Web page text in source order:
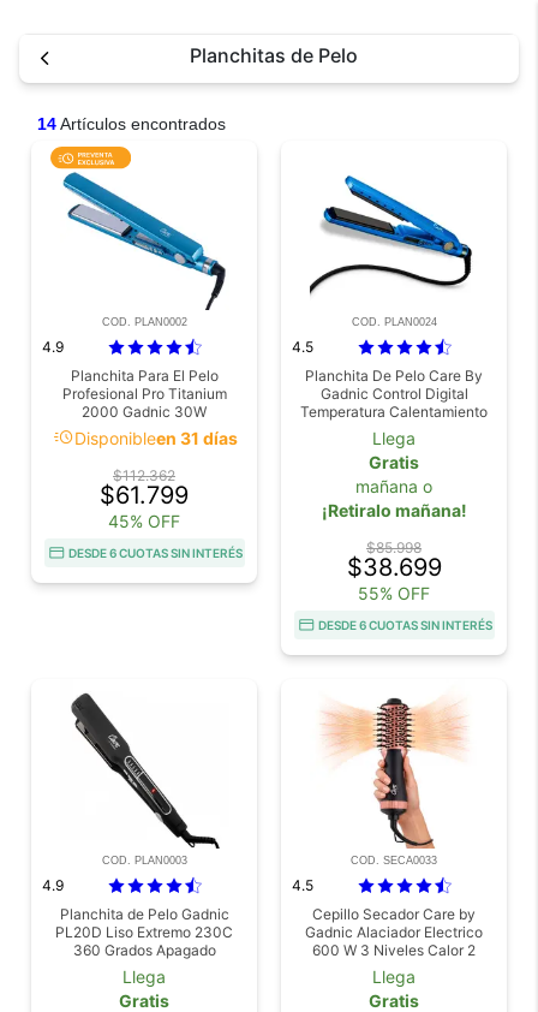
Planchitas de Pelo
14Artículos encontrados
COD. PLAN0002
4.9
Planchita Para El Pelo
Profesional Pro Titanium
2000 Gadnic 30W
acuteDisponibleen 31 días
$112.362
$61.799
45% OFF
DESDE 6 CUOTAS SIN INTERÉS
COD. PLAN0024
4.5
Planchita De Pelo Care By
Gadnic Control Digital
Temperatura Calentamiento
Rápido
Llega
Gratis
mañana o
¡Retiralo mañana!
$85.998
$38.699
55% OFF
DESDE 6 CUOTAS SIN INTERÉS
COD. PLAN0003
4.9
Planchita de Pelo Gadnic
PL20D Liso Extremo 230C
360 Grados Apagado
Automático Placas Anchas
Llega
Gratis
COD. SECA0033
4.5
Cepillo Secador Care by
Gadnic Alaciador Electrico
600 W 3 Niveles Calor 2
Velocidades
Llega
Gratis